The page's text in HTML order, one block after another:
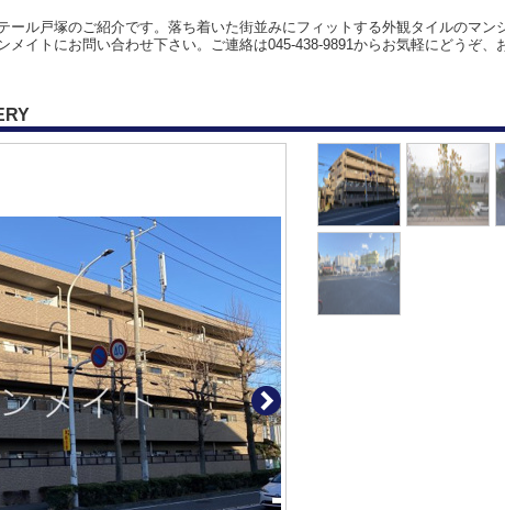
ール戸塚のご紹介です。落ち着いた街並みにフィットする外観タイルのマン
イトにお問い合わせ下さい。ご連絡は045-438-9891からお気軽にどうぞ、